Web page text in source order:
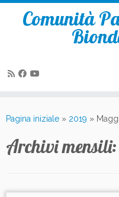
Comunità
Pagina iniziale » 2019 »
Archivi mensili: